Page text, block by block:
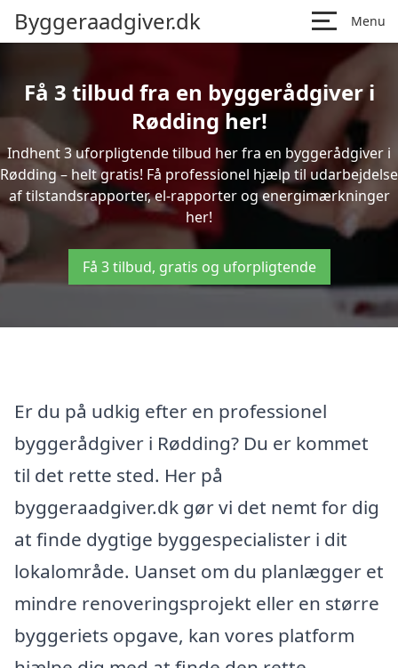
Byggeraadgiver.dk Menu
Få 3 tilbud fra en byggerådgiver i
Rødding her!
Indhent 3 uforpligtende tilbud her fra en byggerådgiver i
Rødding – helt gratis! Få professionel hjælp til udarbejdelse
af tilstandsrapporter, el-rapporter og energimærkninger
her!
Få 3 tilbud, gratis og uforpligtende
Er du på udkig efter en professionel
byggerådgiver i Rødding? Du er kommet
til det rette sted. Her på
byggeraadgiver.dk gør vi det nemt for dig
at finde dygtige byggespecialister i dit
lokalområde. Uanset om du planlægger et
mindre renoveringsprojekt eller en større
byggeriets opgave, kan vores platform